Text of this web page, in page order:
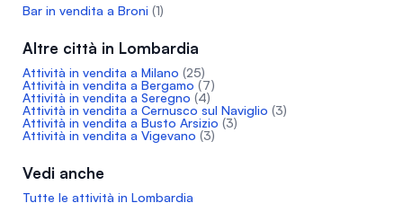
Bar in vendita a Broni (1)
Altre città in Lombardia
Attività in vendita a Milano (25)
Attività in vendita a Bergamo (7)
Attività in vendita a Seregno (4)
Attività in vendita a Cernusco sul Naviglio (3)
Attività in vendita a Busto Arsizio (3)
Attività in vendita a Vigevano (3)
Vedi anche
Tutte le attività in Lombardia